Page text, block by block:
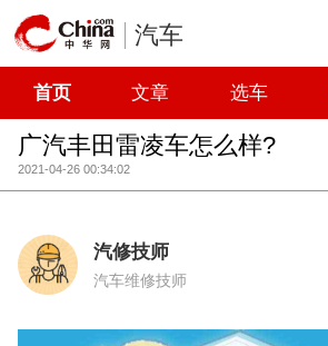
汽车
首页 文章 选车
广汽丰田雷凌车怎么样?
2021-04-26 00:34:02
汽修技师
汽车维修技师